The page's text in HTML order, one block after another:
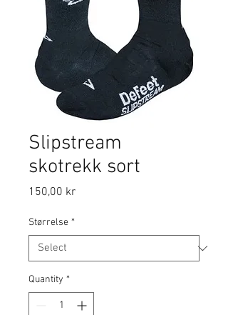
Slipstream
skotrekk sort
150,00 krPrice
Størrelse *
Quantity *